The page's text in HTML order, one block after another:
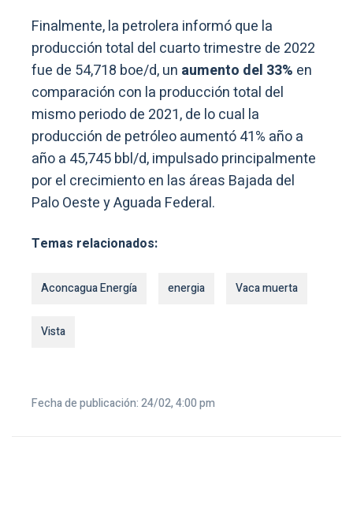
Finalmente, la petrolera informó que la
producción total del cuarto trimestre de 2022
fue de 54,718 boe/d, un aumento del 33% en
comparación con la producción total del
mismo periodo de 2021, de lo cual la
producción de petróleo aumentó 41% año a
año a 45,745 bbl/d, impulsado principalmente
por el crecimiento en las áreas Bajada del
Palo Oeste y Aguada Federal.
Temas relacionados:
Aconcagua Energía energia Vaca muerta
Vista
Fecha de publicación: 24/02, 4:00 pm